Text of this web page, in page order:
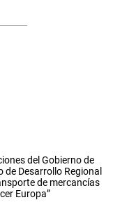
del Gobierno de
Desarrollo Regional
de mercancías
Europa”